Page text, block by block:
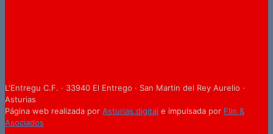
L'Entregu C.F. · 33940 El Entrego · San Martin del Rey Aurelio ·
Asturias
Página web realizada por Asturias.digital e impulsada por Flin &
Asociados